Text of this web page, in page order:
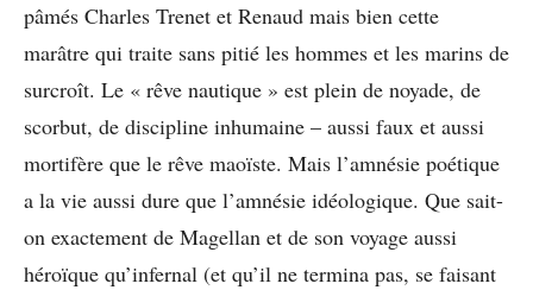
pâmés Charles Trenet et Renaud mais bien cette
marâtre qui traite sans pitié les hommes et les marins de
surcroît. Le « rêve nautique » est plein de noyade, de
scorbut, de discipline inhumaine – aussi faux et aussi
mortifère que le rêve maoïste. Mais l’amnésie poétique
a la vie aussi dure que l’amnésie idéologique. Que sait-
on exactement de Magellan et de son voyage aussi
héroïque qu’infernal (et qu’il ne termina pas, se faisant